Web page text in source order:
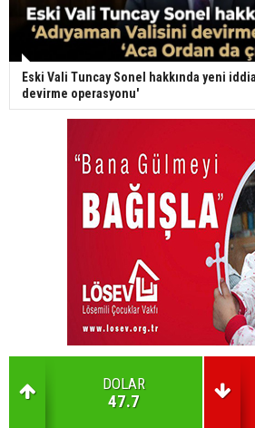
Eski Vali Tuncay Sonel hakkında yeni
devirme operasyonu'
DOLAR
47.7